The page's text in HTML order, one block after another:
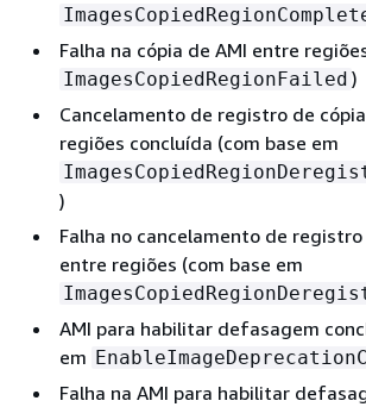
Falha na cópia de AMI entre
ImagesCopiedRegionFailed )
Cancelamento de registro de
regiões concluída (com base em
)
Falha no cancelamento de registro
entre regiões (com base em
AMI para habilitar defasagem
em
Falha na AMI para habilitar